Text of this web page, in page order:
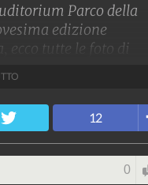
Parco della
edizione
ecco tutte le foto di
12
0